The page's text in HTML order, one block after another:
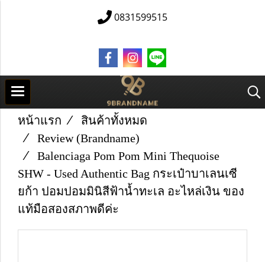
0831599515
หน้าแรก
สินค้าทั้งหมด
Review (Brandname)
Balenciaga Pom Pom Mini Thequoise
SHW - Used Authentic Bag กระเป๋าบาเลนเซี
ยก้า ปอมปอมมินิสีฟ้าน้ำทะเล อะไหล่เงิน ของ
แท้มือสองสภาพดีค่ะ